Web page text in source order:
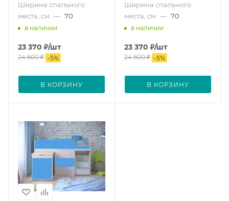
Ширина спального
места, см — 70
в наличии
23 370 ₽/шт
24 600₽ -5%
В КОРЗИНУ
Ширина спального
места, см — 70
в наличии
23 370 ₽/шт
24 600₽ -5%
В КОРЗИНУ